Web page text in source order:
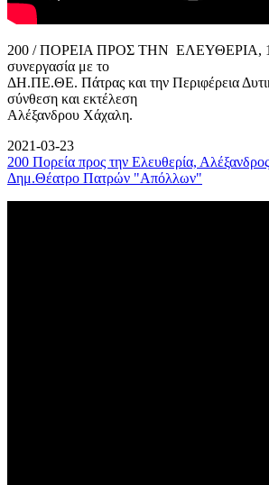
200 / ΠΟΡΕΙΑ ΠΡΟΣ ΤΗΝ ΕΛΕΥΘΕΡΙΑ,
συνεργασία με το
ΔΗ.ΠΕ.ΘΕ. Πάτρας και την Περιφέρεια
σύνθεση και εκτέλεση
Αλέξανδρου Χάχαλη.
2021-03-23
200 Πορεία προς την Ελευθερία,
Δημ.Θέατρο Πατρών "Απόλλων"